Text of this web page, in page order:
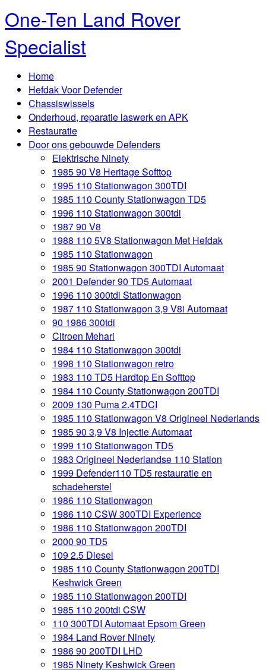
One-Ten Land Rover
Specialist
Home
Hefdak Voor Defender
Chassiswissels
Onderhoud, reparatie laswerk en APK
Restauratie
Door ons gebouwde Defenders
Elektrische Ninety
1985 90 V8 Heritage Softtop
1995 110 Stationwagon 300TDI
1985 110 County Stationwagon TD5
1996 110 Stationwagon 300tdi
1987 90 V8
1988 110 5V8 Stationwagon Met Hefdak
1985 110 Stationwagon
1985 90 Stationwagon 300TDI Automaat
2001 Defender 90 TD5 Automaat
1996 110 300tdi Stationwagon
1987 110 Stationwagon 3,9 V8i Automaat
90 1986 300tdi
Citroen Mehari
1984 110 Stationwagon 300tdi
1998 110 Stationwagon retro
1983 110 TD5 Hardtop En Softtop
1984 110 County Stationwagon 200TDI
2009 130 Puma 2.4TDCI
1985 110 Stationwagon V8 Origineel Nederlands
1985 90 3,9 V8 Injectie Automaat
1999 110 Stationwagon TD5
1983 Origineel Nederlandse 110 Station
1999 Defender110 TD5 restauratie en
schadeherstel
1986 110 Stationwagon
1986 110 CSW 300TDI Experience
1986 110 Stationwagon 200TDI
2000 90 TD5
109 2.5 Diesel
1985 110 County Stationwagon 200TDI
Keshwick Green
1985 110 Stationwagon 200TDI
1985 110 200tdi CSW
110 300TDI Automaat Epsom Green
1984 Land Rover Ninety
1986 90 200TDI LHD
1985 Ninety Keshwick Green